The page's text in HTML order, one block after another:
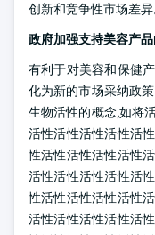
创新和竞争性市场差异
政府加强支持美容产
有利于对美容和保健
化为新的市场采纳政
生物活性的概念,如将
活性活性活性活性活
性活性活性活性活性
活性活性活性活性活
性活性活性活性活性
活性活性活性活性活